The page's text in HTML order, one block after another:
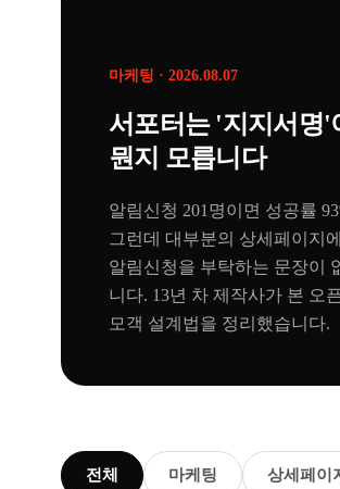
마케팅 · 2026.08.07
서포터는 '지지서명'
뭔지 모릅니다
알림신청 201명이면 성공률
그런데 대부분의 상세페이지
알림신청을 부탁하는 문장이
니다. 13년 차 제작사가 본 오
모객 설계법을 정리했습니다.
전체 마케팅 상세페이